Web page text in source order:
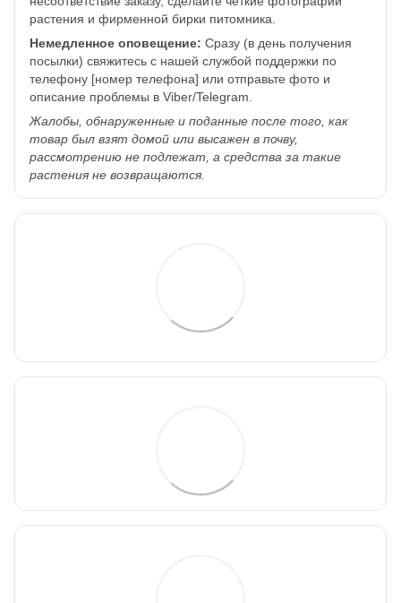
растения и фирменной бирки питомника.
Немедленное оповещение: Сразу (в день получения
посылки) свяжитесь с нашей службой поддержки по
телефону [номер телефона] или отправьте фото и
описание проблемы в Viber/Telegram.
Жалобы, обнаруженные и поданные после того, как
товар был взят домой или высажен в почву,
рассмотрению не подлежат, а средства за такие
растения не возвращаются.